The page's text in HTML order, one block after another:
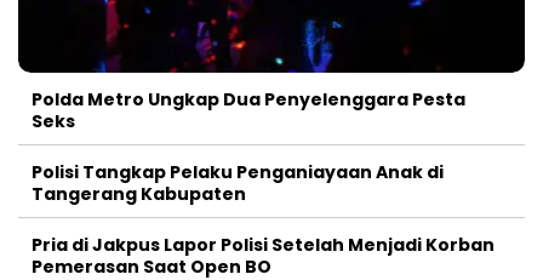
Polda Metro Ungkap Dua Penyelenggara Pesta
Seks
Polisi Tangkap Pelaku Penganiayaan Anak di
Tangerang Kabupaten
Pria di Jakpus Lapor Polisi Setelah Menjadi Korban
Pemerasan Saat Open BO